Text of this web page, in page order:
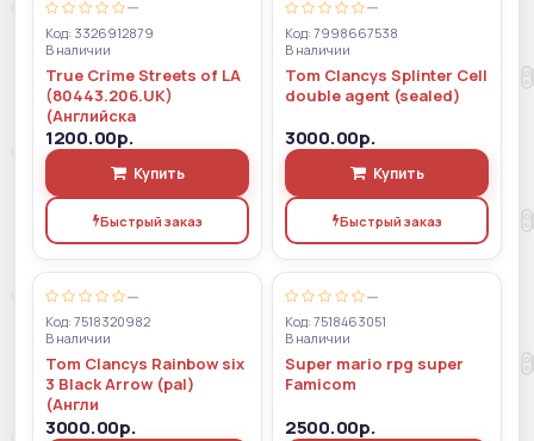
—
Код: 3326912879
В наличии
True Crime Streets of LA
(80443.206.UK)
(Английска
1200.00р.
Купить
Быстрый заказ
—
Код: 7998667538
В наличии
Tom Clancys Splinter Cell
double agent (sealed)
3000.00р.
Купить
Быстрый заказ
—
Код: 7518320982
В наличии
Tom Clancys Rainbow six
3 Black Arrow (pal)
(Англи
3000.00р.
—
Код: 7518463051
В наличии
Super mario rpg super
Famicom
2500.00р.